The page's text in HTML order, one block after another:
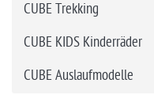
CUBE Trekking
CUBE KIDS Kinderräder
CUBE Auslaufmodelle